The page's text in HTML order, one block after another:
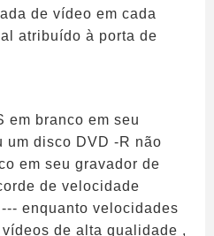
de vídeo em cada
atribuído à porta de
em branco em seu
um disco DVD -R não
em seu gravador de
de velocidade
enquanto velocidades
de alta qualidade ,